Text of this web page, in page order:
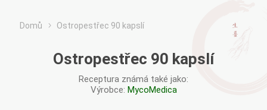
Domů Ostropestřec 90 kapslí
Ostropestřec 90 kapslí
Receptura známá také jako:
Výrobce: MycoMedica